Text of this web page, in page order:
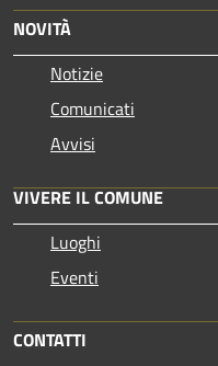
NOVITÀ
Notizie
Comunicati
Avvisi
VIVERE IL COMUNE
Luoghi
Eventi
CONTATTI